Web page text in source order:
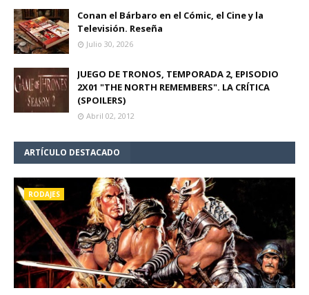
Conan el Bárbaro en el Cómic, el Cine y la
Televisión. Reseña
Julio 30, 2026
JUEGO DE TRONOS, TEMPORADA 2, EPISODIO
2X01 "THE NORTH REMEMBERS". LA CRÍTICA
(SPOILERS)
Abril 02, 2012
ARTÍCULO DESTACADO
RODAJES